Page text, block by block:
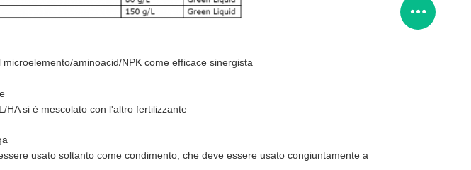
aminoacid/NPK come efficace sinergista
HA si è mescolato con l'altro fertilizzante
usato soltanto come condimento, che deve essere usato congiuntamente a